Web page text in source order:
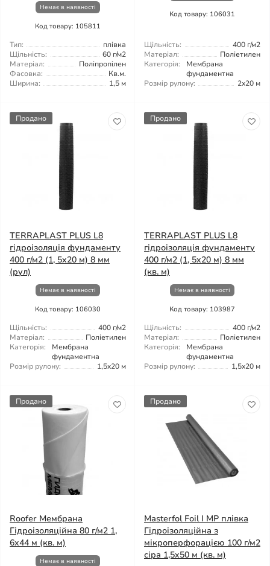
Немає в наявності
Код товару: 105811
Тип:
плівка
Щільність:
60 г/м2
Матеріал:
Поліпропілен
Фасовка:
Кв.м.
Ширина:
1,5 м
Код товару: 106031
Щільність:
400 г/м2
Матеріал:
Поліетилен
Категорія:
Мембрана
фундаментна
Розмір рулону:
2x20 м
Продано
TERRAPLAST PLUS L8
гідроізоляція фундаменту
400 г/м2 (1, 5x20 м) 8 мм
(рул)
Немає в наявності
Код товару: 106030
Щільність:
400 г/м2
Матеріал:
Поліетилен
Категорія:
Мембрана
фундаментна
Розмір рулону:
1,5x20 м
Продано
TERRAPLAST PLUS L8
гідроізоляція фундаменту
400 г/м2 (1, 5x20 м) 8 мм
(кв. м)
Немає в наявності
Код товару: 103987
Щільність:
400 г/м2
Матеріал:
Поліетилен
Категорія:
Мембрана
фундаментна
Розмір рулону:
1,5x20 м
Продано
Roofer Мембрана
Гідроізоляційна 80 г/м2 1,
6x44 м (кв. м)
Немає в наявності
Продано
Masterfol Foil I MP плівка
Гідроізоляційна з
мікроперфорацією 100 г/м2
сіра 1,5x50 м (кв. м)